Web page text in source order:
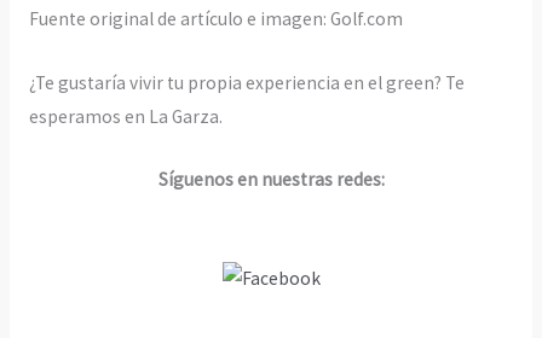
Fuente original de artículo e imagen: Golf.com
¿Te gustaría vivir tu propia experiencia en el green? Te
esperamos en La Garza.
Síguenos en nuestras redes: